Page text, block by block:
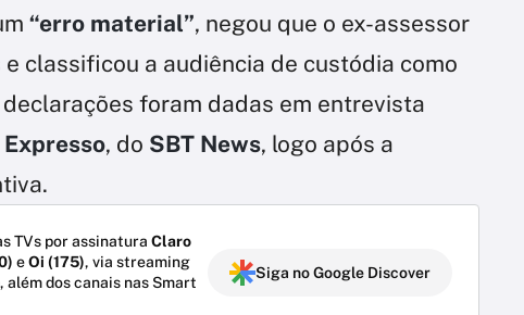
“erro material”, negou que o ex-assessor
classificou a audiência de custódia como
foram dadas em entrevista
, do SBT News, logo após a
TVs por assinatura Claro
eOi (175), via streaming
, além dos canais nas Smart
Siga no Google Discover